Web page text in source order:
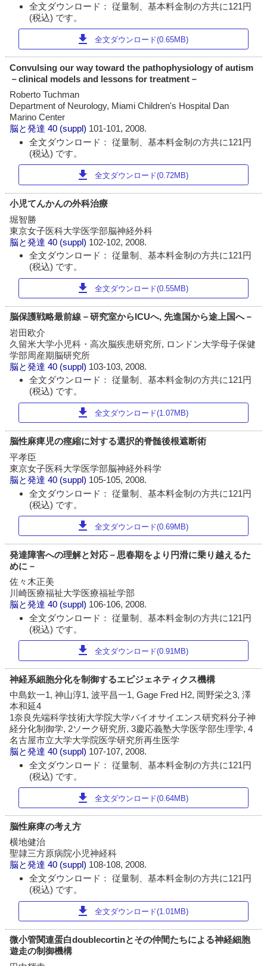
全文ダウンロード： 従量制、基本料金制の方共に121円
(税込) です。
download 全文ダウンロード(0.65MB)
Convulsing our way toward the pathophysiology of autism
－clinical models and lessons for treatment－
Roberto Tuchman
Department of Neurology, Miami Children's Hospital Dan
Marino Center
脳と発達 40 (suppl) 101-101, 2008.
全文ダウンロード： 従量制、基本料金制の方共に121円
(税込) です。
download 全文ダウンロード(0.72MB)
小児てんかんの外科治療
堀智勝
東京女子医科大学医学部脳神経外科
脳と発達 40 (suppl) 102-102, 2008.
全文ダウンロード： 従量制、基本料金制の方共に121円
(税込) です。
download 全文ダウンロード(0.55MB)
脳保護戦略最前線－研究室からlCUへ, 先進国から途上国へ－
岩田欧介
久留米大学小児科・高次脳疾患研究所, ロンドン大学母子保健
学部周産期脳研究所
脳と発達 40 (suppl) 103-103, 2008.
全文ダウンロード： 従量制、基本料金制の方共に121円
(税込) です。
download 全文ダウンロード(1.07MB)
脳性麻痺児の痙縮に対する選択的脊髄後根遮断術
平孝臣
東京女子医科大学医学部脳神経外科学
脳と発達 40 (suppl) 105-105, 2008.
全文ダウンロード： 従量制、基本料金制の方共に121円
(税込) です。
download 全文ダウンロード(0.69MB)
発達障害への理解と対応－思春期をより円滑に乗り越えるた
めに－
佐々木正美
川崎医療福祉大学医療福祉学部
脳と発達 40 (suppl) 106-106, 2008.
全文ダウンロード： 従量制、基本料金制の方共に121円
(税込) です。
download 全文ダウンロード(0.91MB)
神経系細胞分化を制御するエピジェネティクス機構
中島欽一1, 神山淳1, 波平昌一1, Gage Fred H2, 岡野栄之3, 澤
本和延4
1奈良先端科学技術大学院大学バイオサイエンス研究科分子神
経分化制御学, 2ソーク研究所, 3慶応義塾大学医学部生理学, 4
名古屋市立大学大学院医学研究所再生医学
脳と発達 40 (suppl) 107-107, 2008.
全文ダウンロード： 従量制、基本料金制の方共に121円
(税込) です。
download 全文ダウンロード(0.64MB)
脳性麻痺の考え方
横地健治
聖隷三方原病院小児神経科
脳と発達 40 (suppl) 108-108, 2008.
全文ダウンロード： 従量制、基本料金制の方共に121円
(税込) です。
download 全文ダウンロード(1.01MB)
微小管関連蛋白doublecortinとその仲間たちによる神経細胞
遊走の制御機構